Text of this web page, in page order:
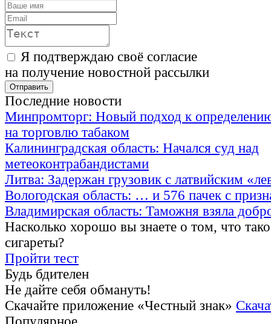
Я подтверждаю своё согласие
на получение новостной рассылки
Последние новости
Минпромторг: Новый подход к
на торговлю табаком
Калининградская область: Начался суд над
метеоконтрабандистами
Литва: Задержан грузовик с латвийским
Вологодская область: … и 576 пачек с
Владимирская область: Таможня взяла
Насколько хорошо вы знаете о том, что
сигареты?
Пройти тест
Будь бдителен
Не дайте себя обмануть!
Скачайте приложение «Честный знак»